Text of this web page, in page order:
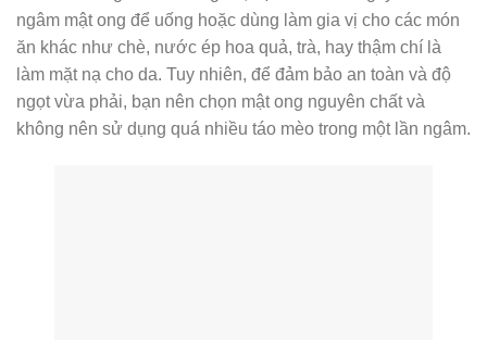
ngâm mật ong để uống hoặc dùng làm gia vị cho các món
ăn khác như chè, nước ép hoa quả, trà, hay thậm chí là
làm mặt nạ cho da. Tuy nhiên, để đảm bảo an toàn và độ
ngọt vừa phải, bạn nên chọn mật ong nguyên chất và
không nên sử dụng quá nhiều táo mèo trong một lần ngâm.